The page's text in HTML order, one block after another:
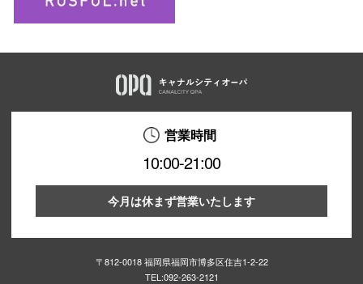
営業時間
10:00-21:00
今月は休まず営業いたします
〒812-0018 福岡県福岡市博多区住吉1-2-22
TEL:092-263-2121